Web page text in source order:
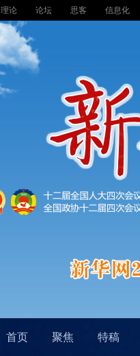
理论 论坛 思客 信息化
首页 聚焦 特稿